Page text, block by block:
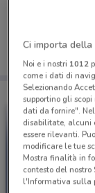
Ci importa
Noi e i nostri 1012
come i dati di
Selezionando
supportino gli
dati da fornire".
disabilitate, alcuni
essere rilevanti.
modificare le tue
Mostra finalità in
contesto del
l'Informativa sulla